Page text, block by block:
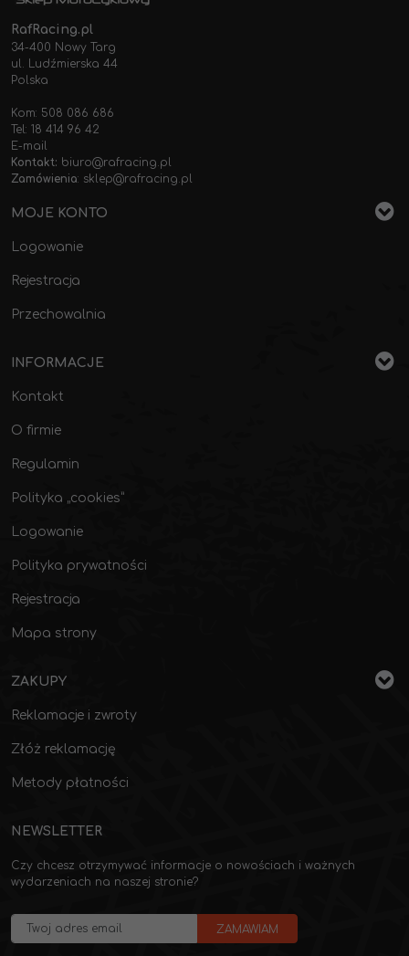
RafRacing.pl
34-400 Nowy Targ
ul. Ludźmierska 44
Polska
Kom: 508 086 686
Tel: 18 414 96 42
E-mail
Kontakt: biuro@rafracing.pl
Zamówienia: sklep@rafracing.pl
MOJE KONTO
Logowanie
Rejestracja
Przechowalnia
INFORMACJE
Kontakt
O firmie
Regulamin
Polityka „cookies”
Logowanie
Polityka prywatności
Rejestracja
Mapa strony
ZAKUPY
Reklamacje i zwroty
Złóż reklamację
Metody płatności
NEWSLETTER
Czy chcesz otrzymywać informacje o nowościach i ważnych
wydarzeniach na naszej stronie?